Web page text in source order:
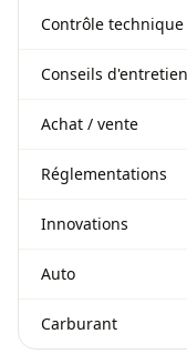
Contrôle technique
Conseils d'entretien
Achat / vente
Réglementations
Innovations
Auto
Carburant